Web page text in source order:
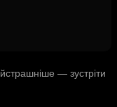
— зустріти